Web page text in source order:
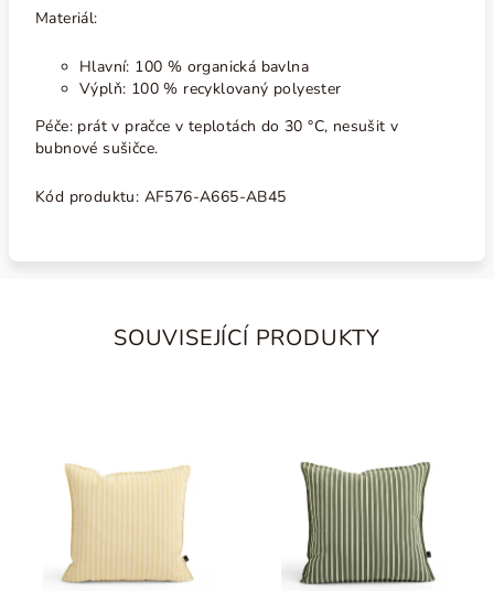
Materiál:
Hlavní: 100 % organická bavlna
Výplň: 100 % recyklovaný polyester
Péče: prát v pračce v teplotách do 30 °C, nesušit v
bubnové sušičce.
Kód produktu: AF576-A665-AB45
SOUVISEJÍCÍ PRODUKTY